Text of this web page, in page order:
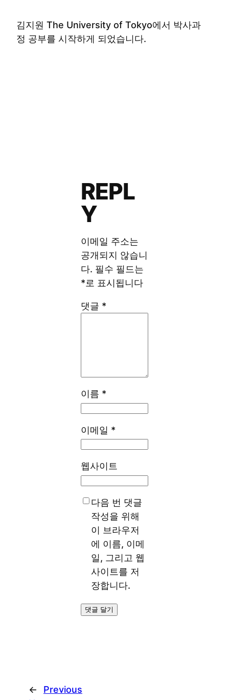
김지원 The University of Tokyo에서 박사과
정 공부를 시작하게 되었습니다.
REPL
Y
이메일 주소는
공개되지 않습니
다. 필수 필드는
*로 표시됩니다
댓글 *
이름 *
이메일 *
웹사이트
다음 번 댓글
작성을 위해
이 브라우저
에 이름, 이메
일, 그리고 웹
사이트를 저
장합니다.
←
Previous